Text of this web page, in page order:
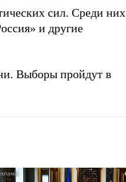
сил. Среди них
и другие
Выборы пройдут в